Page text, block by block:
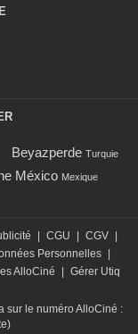
Beyazperde Turquie
México Mexique
CGU CGV
Personnelles
AlloCiné
Gérer Utiq
sur le numéro AlloCiné :